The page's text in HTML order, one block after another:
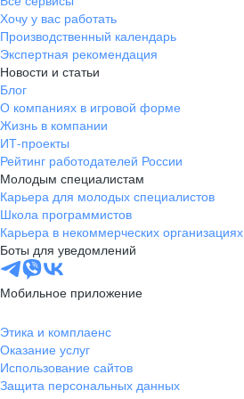
Хочу у вас работать
Производственный календарь
Экспертная рекомендация
Новости и статьи
Блог
О компаниях в игровой форме
Жизнь в компании
ИТ-проекты
Рейтинг работодателей России
Молодым специалистам
Карьера для молодых специалистов
Школа программистов
Карьера в некоммерческих организациях
Боты для уведомлений
Мобильное приложение
Этика и комплаенс
Оказание услуг
Использование сайтов
Защита персональных данных